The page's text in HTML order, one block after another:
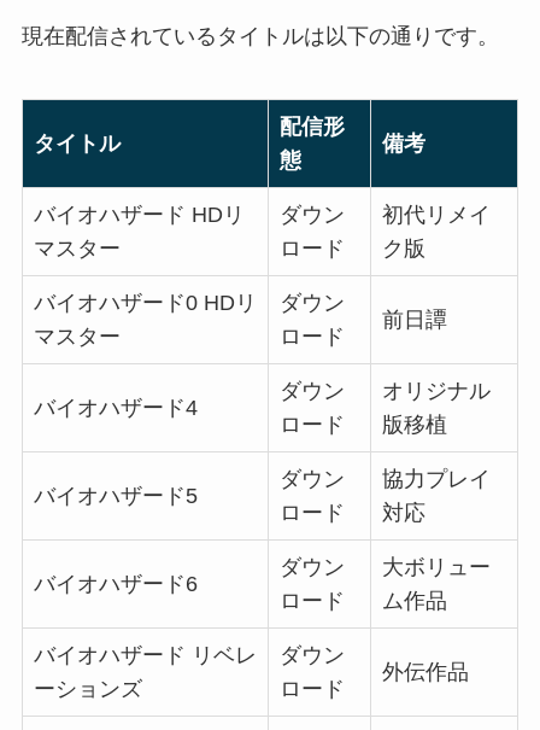
現在配信されているタイトルは以下の通りです。
タイトル
配信形
態
備考
バイオハザード HDリ
マスター
ダウン
ロード
初代リメイ
ク版
バイオハザード0 HDリ
マスター
ダウン
ロード
前日譚
バイオハザード4
ダウン
ロード
オリジナル
版移植
バイオハザード5
ダウン
ロード
協力プレイ
対応
バイオハザード6
ダウン
ロード
大ボリュー
ム作品
バイオハザード リベレ
ーションズ
ダウン
ロード
外伝作品